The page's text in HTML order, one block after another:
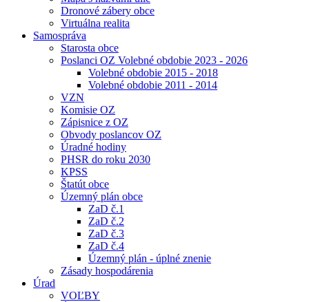
Dronové zábery obce
Virtuálna realita
Samospráva
Starosta obce
Poslanci OZ Volebné obdobie 2023 - 2026
Volebné obdobie 2015 - 2018
Volebné obdobie 2011 - 2014
VZN
Komisie OZ
Zápisnice z OZ
Obvody poslancov OZ
Úradné hodiny
PHSR do roku 2030
KPSS
Štatút obce
Územný plán obce
ZaD č.1
ZaD č.2
ZaD č.3
ZaD č.4
Územný plán - úplné znenie
Zásady hospodárenia
Úrad
VOĽBY